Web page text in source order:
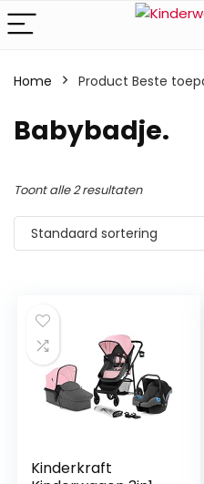
Home Product Beste
‎Babybadje.
Toont alle 2 resultaten
Standaard sortering
Kinderkraft